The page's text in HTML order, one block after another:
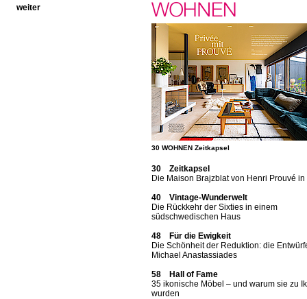
weiter
30 WOHNEN Zeitkapsel
30 Zeitkapsel
Die Maison Brajzblat von Henri Prouvé in
40 Vintage-Wunderwelt
Die Rückkehr der Sixties in einem
südschwedischen Haus
48 Für die Ewigkeit
Die Schönheit der Reduktion: die
Michael Anastassiades
58 Hall of Fame
35 ikonische Möbel – und warum sie zu
wurden